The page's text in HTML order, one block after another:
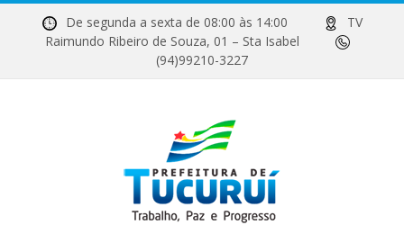
De segunda a sexta de 08:00 às 14:00
TV
Raimundo Ribeiro de Souza, 01 – Sta Isabel
(94)99210-3227